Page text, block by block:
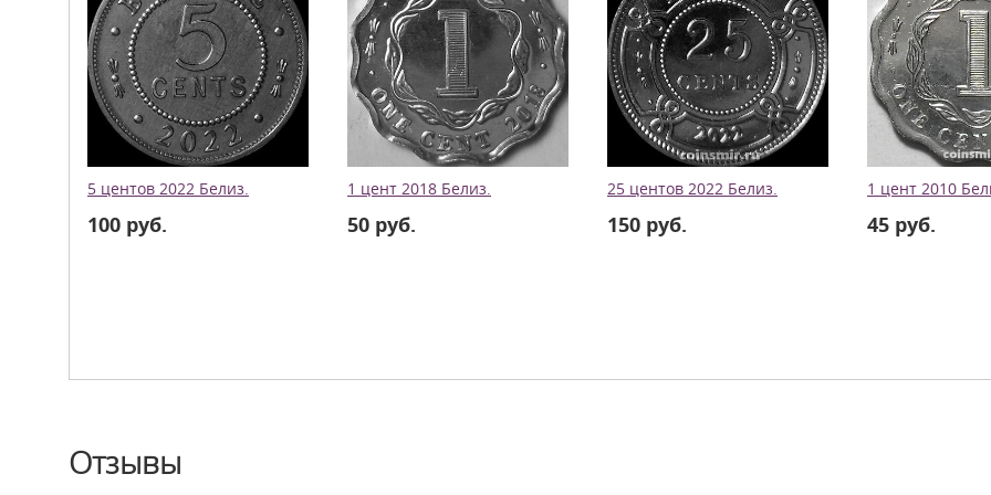
5 центов 2022 Белиз.
100 руб.
1 цент 2018 Белиз.
50 руб.
25 центов 2022 Белиз.
150 руб.
1 цент 2010
45 руб.
Отзывы